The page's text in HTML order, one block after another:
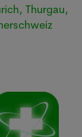
Thurgau,